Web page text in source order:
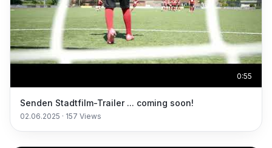
0:55
Senden Stadtfilm-Trailer ... coming soon!
02.06.2025 · 157 Views